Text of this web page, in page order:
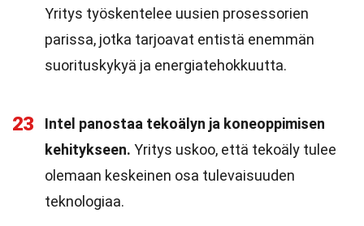
Yritys työskentelee uusien prosessorien
parissa, jotka tarjoavat entistä enemmän
suorituskykyä ja energiatehokkuutta.
23
Intel panostaa tekoälyn ja koneoppimisen
kehitykseen. Yritys uskoo, että tekoäly tulee
olemaan keskeinen osa tulevaisuuden
teknologiaa.